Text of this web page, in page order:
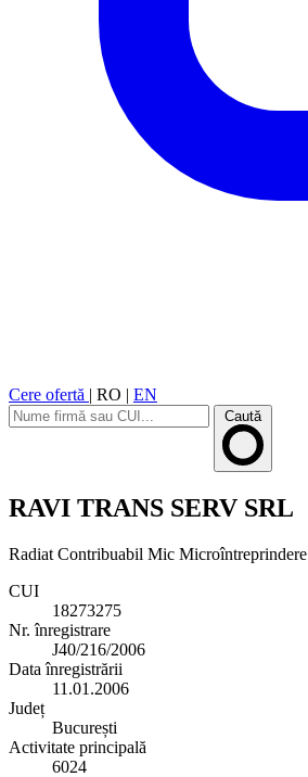
Cere ofertă | RO | EN
Caută
RAVI TRANS SERV SRL
Radiat Contribuabil Mic Microîntreprindere
CUI
18273275
Nr. înregistrare
J40/216/2006
Data înregistrării
11.01.2006
Județ
București
Activitate principală
6024